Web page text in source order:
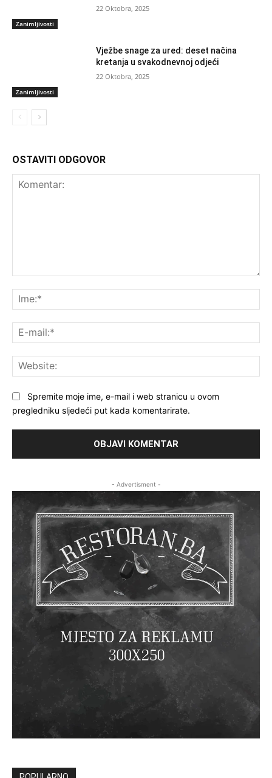
Zanimljivosti
22 Oktobra, 2025
Zanimljivosti
Vježbe snage za ured: deset načina
kretanja u svakodnevnoj odjeći
22 Oktobra, 2025
OSTAVITI ODGOVOR
Spremite moje ime, e-mail i web stranicu u ovom
pregledniku sljedeći put kada komentarirate.
- Advertisment -